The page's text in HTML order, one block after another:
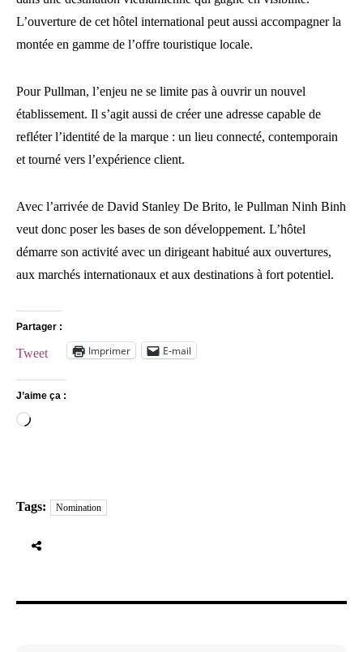
L’ouverture de cet hôtel international peut aussi accompagner la
montée en gamme de l’offre touristique locale.
Pour Pullman, l’enjeu ne se limite pas à ouvrir un nouvel
établissement. Il s’agit aussi de créer une adresse capable de
refléter l’identité de la marque : un lieu connecté, contemporain
et tourné vers l’expérience client.
Avec l’arrivée de David Stanley De Brito, le Pullman Ninh Binh
veut donc poser les bases de son développement. L’hôtel
démarre son activité avec un dirigeant habitué aux ouvertures,
aux marchés internationaux et aux destinations à fort potentiel.
Partager :
Tweet Imprimer E-mail
J’aime ça :
Chargement…
Tags: Nomination